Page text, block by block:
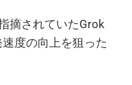
摘されていたGrok
度の向上を狙った